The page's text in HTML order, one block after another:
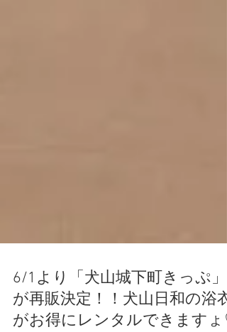
6/1より「犬山城下町きっぷ」